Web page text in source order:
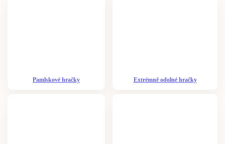
Pamlskové hračky Extrémně odolné hračky